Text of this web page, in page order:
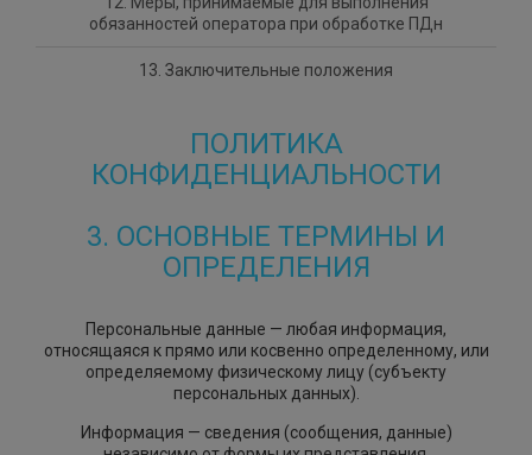
обязанностей оператора при обработке ПДн
13. Заключительные положения
ПОЛИТИКА
КОНФИДЕНЦИАЛЬНОСТИ
3. ОСНОВНЫЕ ТЕРМИНЫ И
ОПРЕДЕЛЕНИЯ
Персональные данные — любая информация,
относящаяся к прямо или косвенно определенному, или
определяемому физическому лицу (субъекту
персональных данных).
Информация — сведения (сообщения, данные)